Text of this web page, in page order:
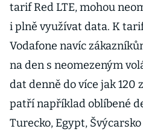
tarif Red LTE, mohou
i plně využívat data. K
Vodafone navíc
na den s neomezeným
dat denně do více jak 120
patří například oblíbené
Turecko, Egypt,